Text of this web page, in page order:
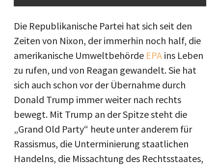
Die Republikanische Partei hat sich seit den
Zeiten von Nixon, der immerhin noch half, die
amerikanische Umweltbehörde EPA ins Leben
zu rufen, und von Reagan gewandelt. Sie hat
sich auch schon vor der Übernahme durch
Donald Trump immer weiter nach rechts
bewegt. Mit Trump an der Spitze steht die
„Grand Old Party“ heute unter anderem für
Rassismus, die Unterminierung staatlichen
Handelns, die Missachtung des Rechtsstaates,